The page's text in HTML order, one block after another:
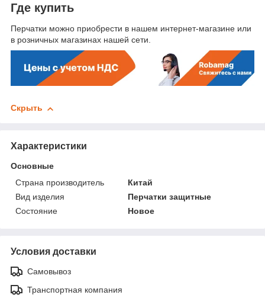
Где купить
Перчатки можно приобрести в нашем интернет-магазине или
в розничных магазинах нашей сети.
Скрыть
Характеристики
Основные
Страна производитель
Китай
Вид изделия
Перчатки защитные
Состояние
Новое
Условия доставки
Самовывоз
Транспортная компания